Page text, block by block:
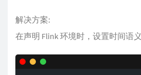
解决方案:
在声明 Flink 环境时，设置时间语义